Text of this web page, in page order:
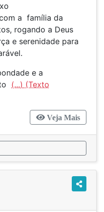
a família da
rogando a Deus
e serenidade para
e a
(...)
Veja Mais